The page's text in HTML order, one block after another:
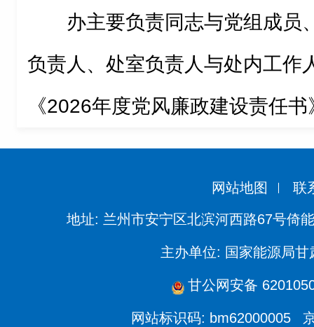
办主要负责同志与党组成员
负责人、处室负责人与处内工作
《2026年度党风廉政建设责任书
网站地图 联
地址: 兰州市安宁区北滨河西路67号倚
主办单位: 国家能源局甘
甘公网安备
网站标识码: bm62000005